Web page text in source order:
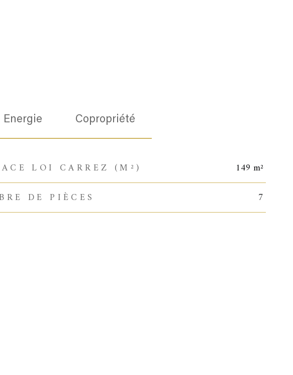
Energie Copropriété
LOI CARREZ (M²)
149 m²
DE PIÈCES
7